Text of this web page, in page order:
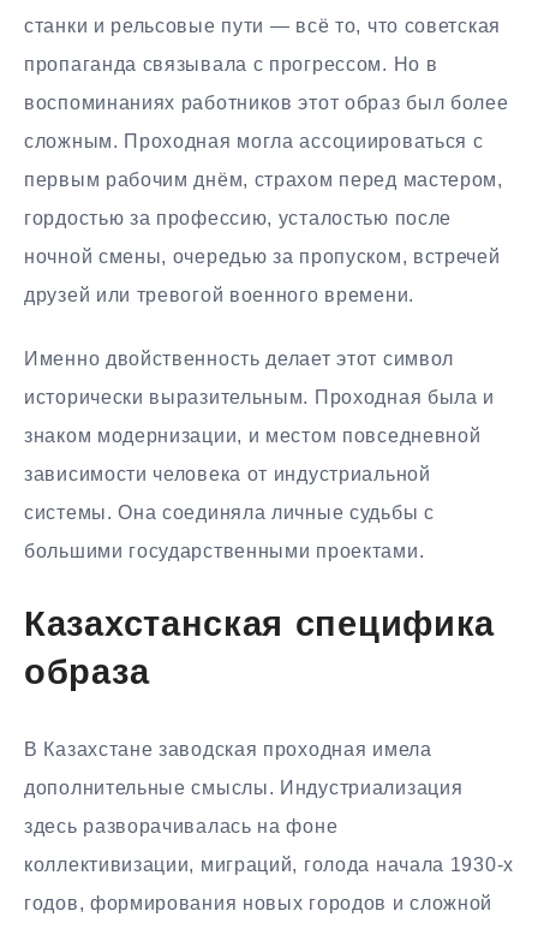
станки и рельсовые пути — всё то, что советская
пропаганда связывала с прогрессом. Но в
воспоминаниях работников этот образ был более
сложным. Проходная могла ассоциироваться с
первым рабочим днём, страхом перед мастером,
гордостью за профессию, усталостью после
ночной смены, очередью за пропуском, встречей
друзей или тревогой военного времени.
Именно двойственность делает этот символ
исторически выразительным. Проходная была и
знаком модернизации, и местом повседневной
зависимости человека от индустриальной
системы. Она соединяла личные судьбы с
большими государственными проектами.
Казахстанская специфика
образа
В Казахстане заводская проходная имела
дополнительные смыслы. Индустриализация
здесь разворачивалась на фоне
коллективизации, миграций, голода начала 1930-х
годов, формирования новых городов и сложной